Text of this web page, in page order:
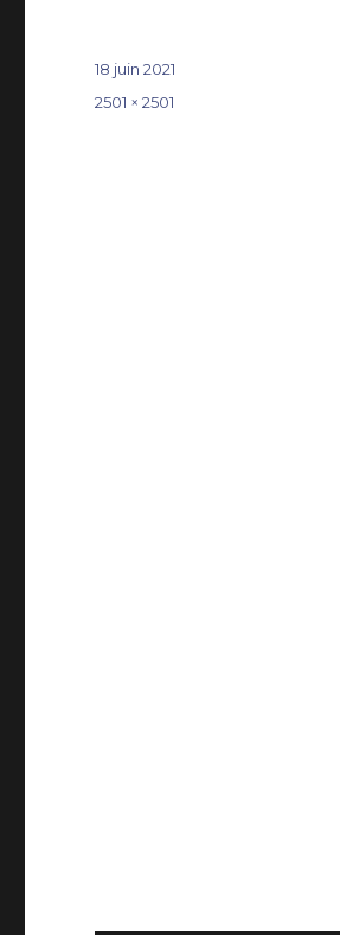
Publié
18 juin 2021
Taille
2501 × 2501